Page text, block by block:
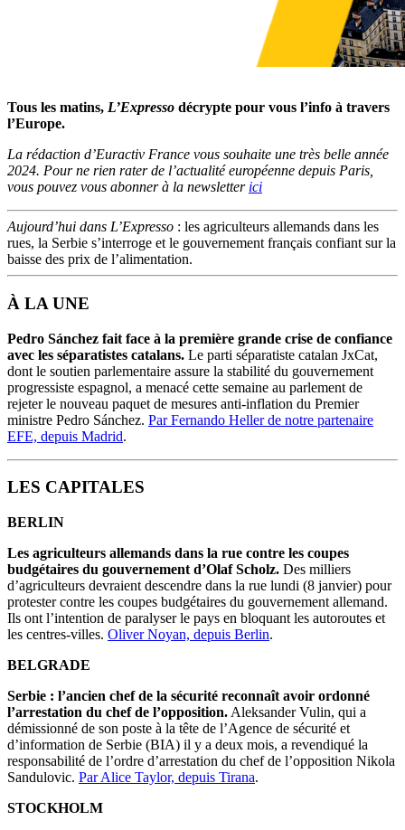
Tous les matins, L’Expresso décrypte pour vous l’info à travers
l’Europe.
La rédaction d’Euractiv France vous souhaite une très belle année
2024. Pour ne rien rater de l’actualité européenne depuis Paris,
vous pouvez vous abonner à la newsletter ici
Aujourd’hui dans L’Expresso : les agriculteurs allemands dans les
rues, la Serbie s’interroge et le gouvernement français confiant sur la
baisse des prix de l’alimentation.
À LA UNE
Pedro Sánchez fait face à la première grande crise de confiance
avec les séparatistes catalans. Le parti séparatiste catalan JxCat,
dont le soutien parlementaire assure la stabilité du gouvernement
progressiste espagnol, a menacé cette semaine au parlement de
rejeter le nouveau paquet de mesures anti-inflation du Premier
ministre Pedro Sánchez. Par Fernando Heller de notre partenaire
EFE, depuis Madrid.
LES CAPITALES
BERLIN
Les agriculteurs allemands dans la rue contre les coupes
budgétaires du gouvernement d’Olaf Scholz. Des milliers
d’agriculteurs devraient descendre dans la rue lundi (8 janvier) pour
protester contre les coupes budgétaires du gouvernement allemand.
Ils ont l’intention de paralyser le pays en bloquant les autoroutes et
les centres-villes. Oliver Noyan, depuis Berlin.
BELGRADE
Serbie : l’ancien chef de la sécurité reconnaît avoir ordonné
l’arrestation du chef de l’opposition. Aleksander Vulin, qui a
démissionné de son poste à la tête de l’Agence de sécurité et
d’information de Serbie (BIA) il y a deux mois, a revendiqué la
responsabilité de l’ordre d’arrestation du chef de l’opposition Nikola
Sandulovic. Par Alice Taylor, depuis Tirana.
STOCKHOLM